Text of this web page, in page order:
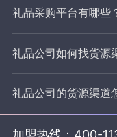
礼品采购平台有哪些
礼品公司如何找货源
礼品公司的货源渠道